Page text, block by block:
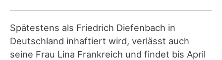
Spätestens als Friedrich Diefenbach in
Deutschland inhaftiert wird, verlässt auch
seine Frau Lina Frankreich und findet bis April